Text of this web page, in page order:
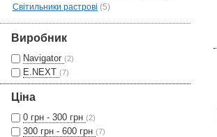
Світильники растрові (5)
Виробник
Navigator (2)
E.NEXT (7)
Ціна
0 грн - 300 грн (2)
300 грн - 600 грн (7)